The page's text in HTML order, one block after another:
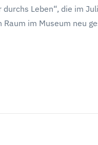
Leben“, die im
im Museum neu